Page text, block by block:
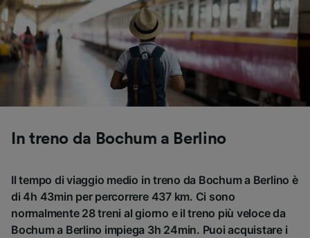
In treno da Bochum a Berlino
Il tempo di viaggio medio in treno da Bochum a Berlino è
di 4h 43min per percorrere 437 km. Ci sono
normalmente 28 treni al giorno e il treno più veloce da
Bochum a Berlino impiega 3h 24min. Puoi acquistare i